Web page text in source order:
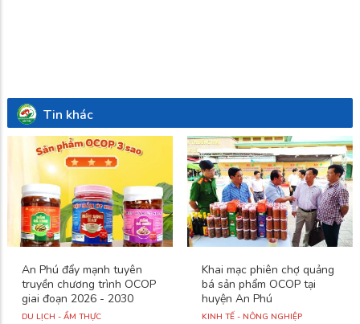
Tin khác
An Phú đẩy mạnh tuyên
truyền chương trình OCOP
giai đoạn 2026 - 2030
DU LỊCH - ẨM THỰC
Khai mạc phiên chợ quảng
bá sản phẩm OCOP tại
huyện An Phú
KINH TẾ - NÔNG NGHIỆP